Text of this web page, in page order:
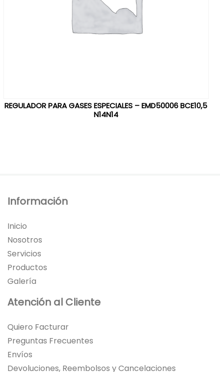
REGULADOR PARA GASES ESPECIALES – EMD50006 BCE10,5
N14N14
Información
Inicio
Nosotros
Servicios
Productos
Galería
Atención al Cliente
Quiero Facturar
Preguntas Frecuentes
Envíos
Devoluciones, Reembolsos y Cancelaciones